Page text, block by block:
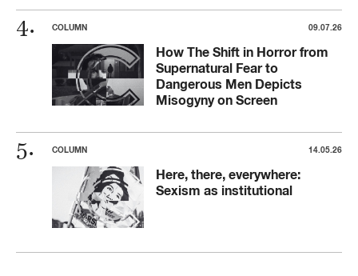
COLUMN 09.07.26
How The Shift in Horror from
Supernatural Fear to
Dangerous Men Depicts
Misogyny on Screen
COLUMN 14.05.26
Here, there, everywhere:
Sexism as institutional